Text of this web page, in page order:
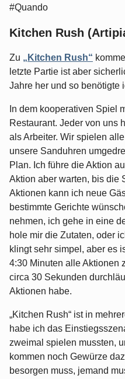
#Quando
Kitchen Rush
Zu „Kitchen Rush“
letzte Partie ist aber
Jahre her und so benötigte
In dem kooperativen Spiel
Restaurant. Jeder von uns
als Arbeiter. Wir spielen
unsere Sanduhren
Plan. Ich führe die Aktion
Aktion aber warten, bis die
Aktionen kann ich neue
bestimmte Gerichte
nehmen, ich gehe in eine
hole mir die Zutaten, oder
klingt sehr simpel, aber es
4:30 Minuten alle Aktionen
circa 30 Sekunden
Aktionen habe.
„Kitchen Rush“ ist in
habe ich das
zweimal spielen mussten,
kommen noch Gewürze
besorgen muss, jemand